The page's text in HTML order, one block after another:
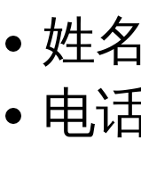
姓名
电